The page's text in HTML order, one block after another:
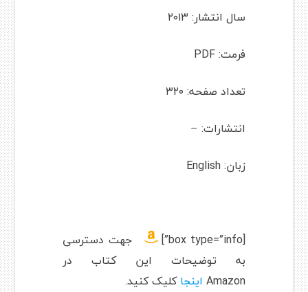
سال انتشار: ۲۰۱۳
فرمت: PDF
تعداد صفحه: ۳۲۰
انتشارات: –
زبان: English
[box type=”info”]
جهت دسترسی
به توضیحات این کتاب در
Amazon اینجاکلیک کنید.